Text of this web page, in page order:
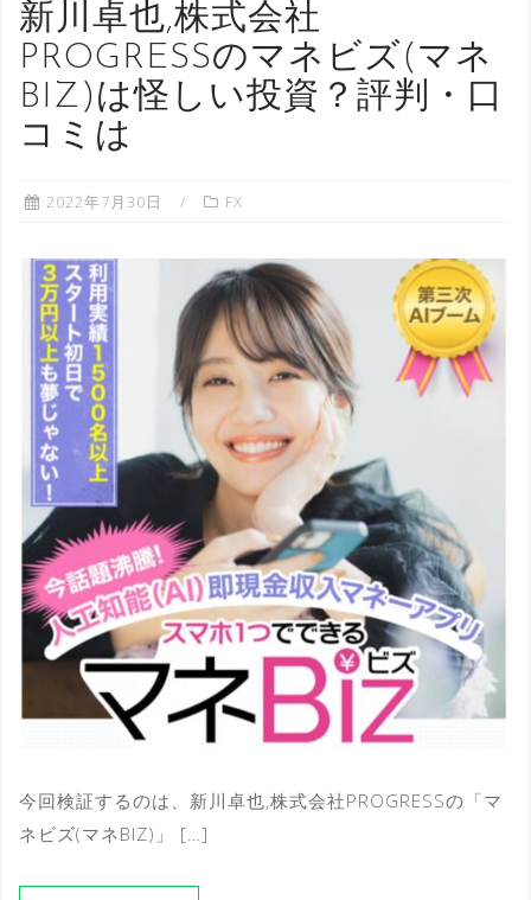
新川卓也,株式会社
PROGRESSのマネビズ(マネ
BIZ)は怪しい投資？評判・口
コミは
2022年7月30日 FX
今回検証するのは、新川卓也,株式会社PROGRESSの「マ
ネビズ(マネBIZ)」 […]